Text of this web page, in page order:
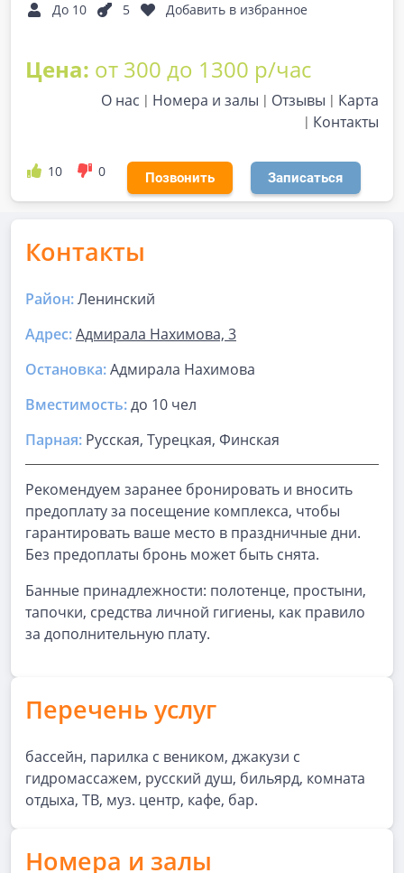
До 10 5 Добавить в избранное
Цена: от 300 до 1300 р/час
О нас Номера и залы Отзывы
Карта
Контакты
10 0 Позвонить Записаться
Контакты
Район:Ленинский
Адрес:Адмирала Нахимова, 3
Остановка:Адмирала Нахимова
Вместимость:до 10 чел
Парная: Русская, Турецкая, Финская
Рекомендуем заранее бронировать и вносить
предоплату за посещение комплекса, чтобы
гарантировать ваше место в праздничные дни.
Без предоплаты бронь может быть снята.
Банные принадлежности: полотенце, простыни,
тапочки, средства личной гигиены, как правило
за дополнительную плату.
Перечень услуг
бассейн, парилка с веником, джакузи с
гидромассажем, русский душ, бильярд, комната
отдыха, ТВ, муз. центр, кафе, бар.
Номера и залы